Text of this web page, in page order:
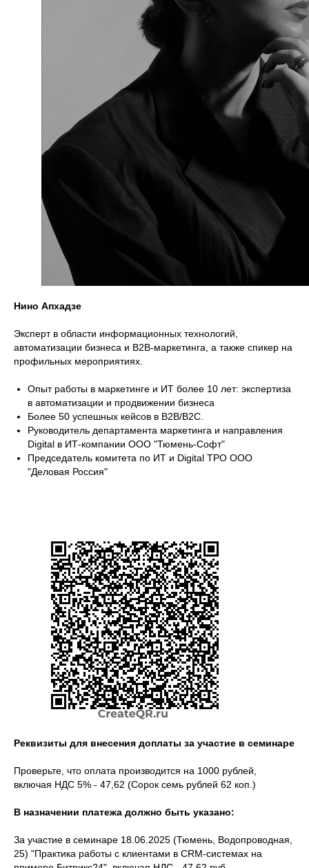
Нино Апхадзе
Эксперт в области информационных технологий,
автоматизации бизнеса и B2B-маркетинга, а также спикер на
профильных мероприятиях.
Опыт работы в маркетинге и ИТ более 10 лет: экспертиза
в автоматизации и продвижении бизнеса
Более 50 успешных кейсов в B2B/B2C.
Руководитель департамента маркетинга и направления
Digital в ИТ-компании ООО "Тюмень-Софт"
Председатель комитета по ИТ и Digital ТРО ООО
"Деловая Россия"
Реквизиты для внесения доплаты за участие в семинаре
Проверьте, что оплата производится на 1000 рублей,
включая НДС 5% - 47,62 (Сорок семь рублей 62 коп.)
В назначении платежа должно быть указано:
За участие в семинаре 18.06.2025 (Тюмень, Водопроводная,
25) "Практика работы с клиентами в CRM-системах на